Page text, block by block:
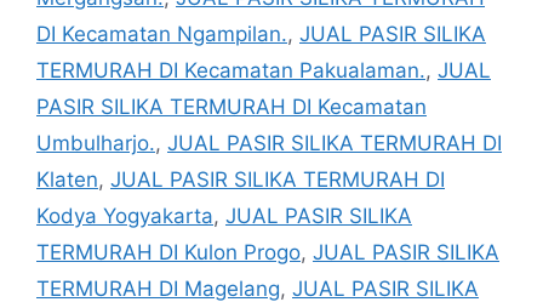
DI Kecamatan Ngampilan., JUAL PASIR SILIKA
TERMURAH DI Kecamatan Pakualaman., JUAL
PASIR SILIKA TERMURAH DI Kecamatan
Umbulharjo., JUAL PASIR SILIKA TERMURAH DI
Klaten, JUAL PASIR SILIKA TERMURAH DI
Kodya Yogyakarta, JUAL PASIR SILIKA
TERMURAH DI Kulon Progo, JUAL PASIR SILIKA
TERMURAH DI Magelang, JUAL PASIR SILIKA